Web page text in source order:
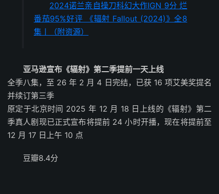
2024诺兰亲自操刀科幻大作IGN 9分 烂
番茄95%好评 《辐射 Fallout (2024)》全8
集丨（附资源）
亚马逊宣布《辐射》第二季提前一天上线
全季八集，至 26 年 2 月 4 日完结，已获 16 项艾美奖提名
并续订第三季
原定于北京时间 2025 年 12 月 18 日上线的《辐射》第二
季真人剧现已正式宣布将提前 24 小时开播，现在将提前至
12 月 17 日上午 10 点
豆瓣8.4分